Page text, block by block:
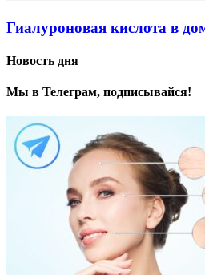
Гиалуроновая кислота в
Новость дня
Мы в Телеграм, подписывайся!